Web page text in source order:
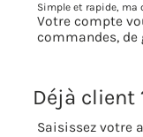
Simple et rapide, ma
Votre compte
commandes, de
Déjà client
Saisissez votre